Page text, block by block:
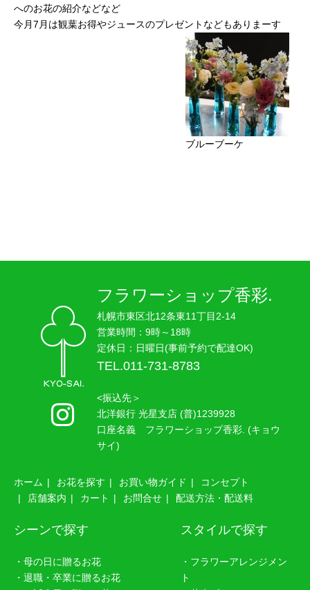
へのお花の紹介などなど
今月7月は観葉お得やジュースのプレゼントなどもありまーす
ブルーブーケ
フラワーショップ香彩.
札幌市東区北12条東11丁目2-14
営業時間：9時～18時
定休日：日曜日(事前予約で配達OK)
TEL.011-731-8783
<振込先＞
北洋銀行 光星支店 (普)1239928
口座名義 フラワーショップ香彩. (キョウ
サイ)
ホーム お花を探す お買い物ガイド
コンセプト
店舗案内
カート お問合せ 配送方法・配送料
シーンで探す
・母の日に贈るお花
・退職・卒業に贈るお花
スタイルで探す
・フラワーアレンジメン
ト